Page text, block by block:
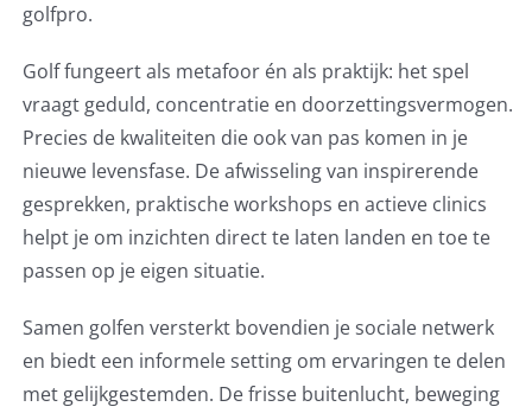
golfpro.
Golf fungeert als metafoor én als praktijk: het spel
vraagt geduld, concentratie en doorzettingsvermogen.
Precies de kwaliteiten die ook van pas komen in je
nieuwe levensfase. De afwisseling van inspirerende
gesprekken, praktische workshops en actieve clinics
helpt je om inzichten direct te laten landen en toe te
passen op je eigen situatie.
Samen golfen versterkt bovendien je sociale netwerk
en biedt een informele setting om ervaringen te delen
met gelijkgestemden. De frisse buitenlucht, beweging